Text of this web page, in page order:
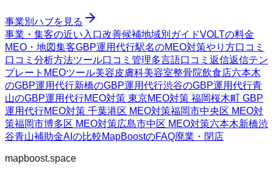
事業別ハブを見る
事業・集客の近い入口改善候補地域別ガイドVOLTの料金
MEO・地図集客GBP運用代行駅名のMEO対策やり方口コミ
口コミ分析方法ツール口コミ管理多言語口コミ返信返信テン
プレート MEOツール美容皮膚科美容室整骨院飲食店六本木
のGBP運用代行新橋のGBP運用代行渋谷のGBP運用代行青
山のGBP運用代行MEO対策 東京MEO対策 福岡桜木町 GBP
運用代行MEO対策 千葉港区 MEO対策福岡市中央区 MEO対
策福岡市博多区 MEO対策広島市中区 MEO対策六本木新橋渋
谷青山補助金AIの比較MapBoostのFAQ廃業・閉店
mapboost.space